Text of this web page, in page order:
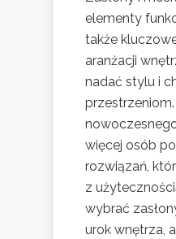
elementy
także
aranżacji
nadać stylu i
więcej osób
rozwiązań,
z
wybrać
urok wnętrza,